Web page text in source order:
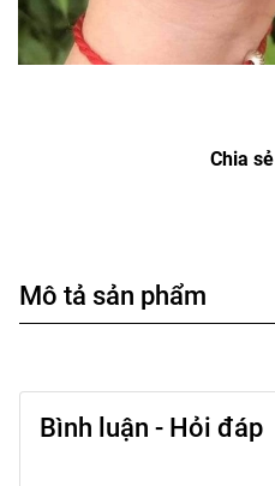
Chia sẻ
Mô tả sản phẩm
Bình luận - Hỏi đáp